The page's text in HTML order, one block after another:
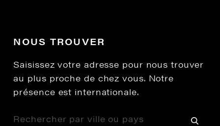
NOUS TROUVER
Saisissez votre adresse pour nous trouver
au plus proche de chez vous. Notre
présence est internationale.